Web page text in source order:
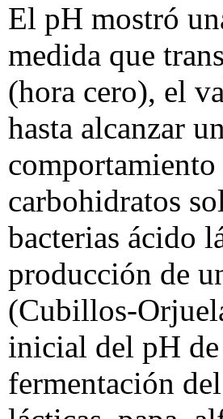
El pH mostró
medida que
(hora cero), el
hasta alcanzar
comportamiento
carbohidratos
bacterias ácido
producción de
(Cubillos-
inicial del pH de
fermentación